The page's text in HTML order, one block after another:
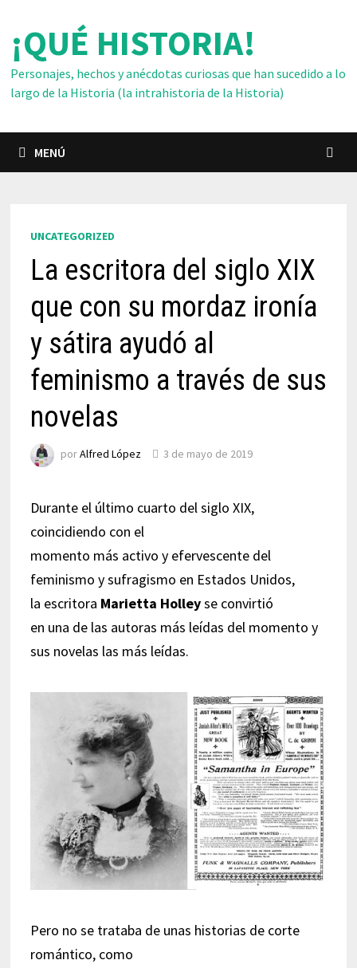
contenido
¡QUÉ HISTORIA!
Personajes, hechos y anécdotas curiosas que han sucedido a lo
largo de la Historia (la intrahistoria de la Historia)
MENÚ
UNCATEGORIZED
La escritora del siglo XIX
que con su mordaz ironía
y sátira ayudó al
feminismo a través de sus
novelas
porAlfred López 3 de mayo de 2019
Durante el último cuarto del siglo XIX,
coincidiendo con el
momento más activo y efervescente del
feminismo y sufragismo en Estados Unidos,
la escritora Marietta Holleyse convirtió
en una de las autoras más leídas del momento y
sus novelas las más leídas.
Pero no se trataba de unas historias de corte
romántico, como